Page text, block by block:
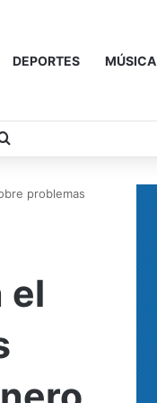
DEPORTES MÚSICA
problemas
el